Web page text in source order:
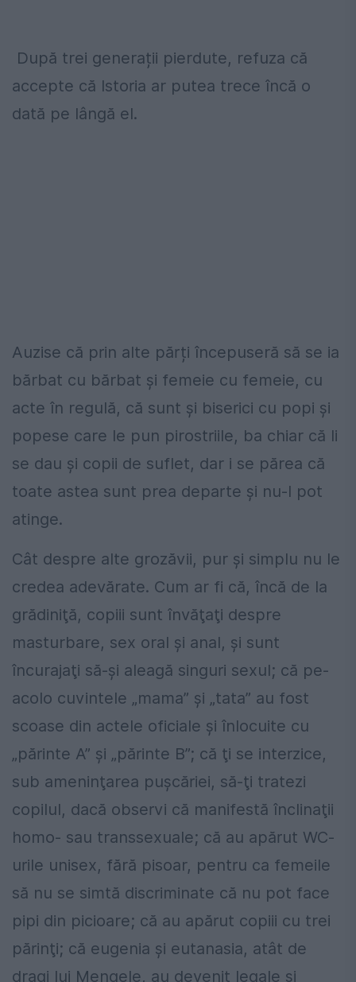
După trei generații pierdute, refuza că
accepte că Istoria ar putea trece încă o
dată pe lângă el.
Auzise că prin alte părți începuseră să se ia
bărbat cu bărbat şi femeie cu femeie, cu
acte în regulă, că sunt şi biserici cu popi şi
popese care le pun pirostriile, ba chiar că li
se dau şi copii de suflet, dar i se părea că
toate astea sunt prea departe şi nu-l pot
atinge.
Cât despre alte grozăvii, pur şi simplu nu le
credea adevărate. Cum ar fi că, încă de la
grădiniţă, copiii sunt învăţaţi despre
masturbare, sex oral şi anal, şi sunt
încurajaţi să-şi aleagă singuri sexul; că pe-
acolo cuvintele „mama” şi „tata” au fost
scoase din actele oficiale și înlocuite cu
„părinte A” şi „părinte B”; că ţi se interzice,
sub ameninţarea puşcăriei, să-ţi tratezi
copilul, dacă observi că manifestă înclinaţii
homo- sau transsexuale; că au apărut WC-
urile unisex, fără pisoar, pentru ca femeile
să nu se simtă discriminate că nu pot face
pipi din picioare; că au apărut copiii cu trei
părinţi; că eugenia şi eutanasia, atât de
dragi lui Mengele, au devenit legale și